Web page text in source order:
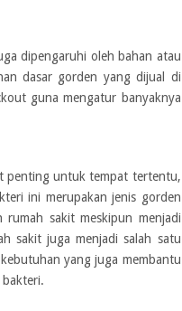
dipengaruhi oleh bahan atau
dasar gorden yang dijual di
guna mengatur banyaknya
penting untuk tempat tertentu,
ini merupakan jenis gorden
sakit meskipun menjadi
sakit juga menjadi salah satu
yang juga membantu